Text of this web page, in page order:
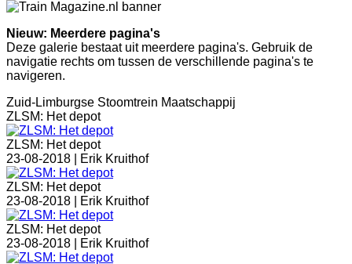
Nieuw: Meerdere pagina's
Deze galerie bestaat uit meerdere pagina's. Gebruik de
navigatie rechts om tussen de verschillende pagina's te
navigeren.
Zuid-Limburgse Stoomtrein Maatschappij
ZLSM: Het depot
ZLSM: Het depot
23-08-2018 |
Erik Kruithof
ZLSM: Het depot
23-08-2018 |
Erik Kruithof
ZLSM: Het depot
23-08-2018 |
Erik Kruithof